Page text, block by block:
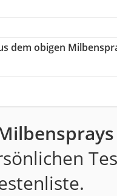
dem obigen